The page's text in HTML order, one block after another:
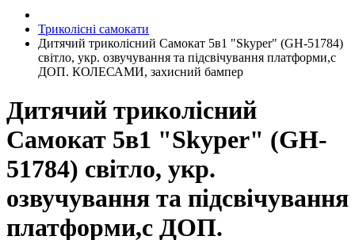
Триколісні самокати
Дитячий триколісний Самокат 5в1 "Skyper" (GH-51784)
світло, укр. озвучування та підсвічування платформи,с
ДОП. КОЛЕСАМИ, захисний бампер
Дитячий триколісний
Самокат 5в1 "Skyper" (GH-
51784) світло, укр.
озвучування та підсвічування
платформи,с ДОП.